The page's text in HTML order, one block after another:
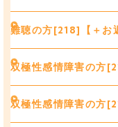
難聴の方[218]【＋お
双極性感情障害の方
双極性感情障害の方